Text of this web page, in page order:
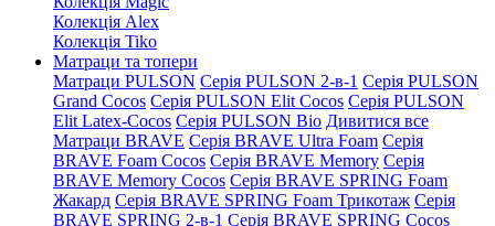
Колекція Alex
Колекція Tiko
Матраци та топери
Матраци PULSON Серія PULSON 2-в-1 Серія PULSON
Grand Cocos Серія PULSON Elit Cocos Серія PULSON
Elit Latex-Cocos Серія PULSON Bio Дивитися все
Матраци BRAVE Серія BRAVE Ultra Foam Серія
BRAVE Foam Cocos Серія BRAVE Memory Серія
BRAVE Memory Cocos Серія BRAVE SPRING Foam
Жакард Серія BRAVE SPRING Foam Трикотаж Серія
BRAVE SPRING 2-в-1 Серія BRAVE SPRING Cocos